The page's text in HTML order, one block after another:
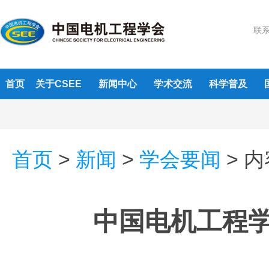
联
首页 关于CSEE 新闻中心 学术交流 科学普及
首页 > 新闻 > 学会要闻 >
中国电机工程